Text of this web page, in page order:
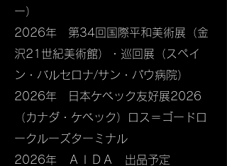
ー）
2026年 第34回国際平和美術展（金
沢21世紀美術館）・巡回展（スペイ
ン・バルセロナ/サン・パウ病院）
​2026年 日本ケべック友好展2026
（カナダ・ケべック）ロス＝ゴードロ
ークルーズターミナル
2026年 ＡＩＤＡ 出品予定